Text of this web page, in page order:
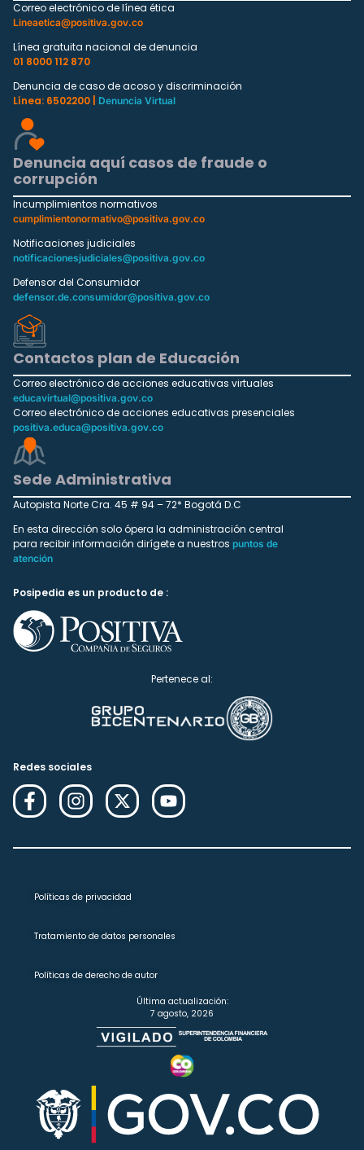
Correo electrónico de línea ética
Lineaetica@positiva.gov.co
Línea gratuita nacional de denuncia
01 8000 112 870
Denuncia de caso de acoso y discriminación
Línea: 6502200 |
Denuncia Virtual
Denuncia aquí casos de fraude o
corrupción
Incumplimientos normativos
cumplimientonormativo@positiva.gov.co
Notificaciones judiciales
notificacionesjudiciales@positiva.gov.co
Defensor del Consumidor
defensor.de.consumidor@positiva.gov.co
Contactos plan de Educación
Correo electrónico de acciones educativas virtuales
educavirtual@positiva.gov.co
Correo electrónico de acciones educativas presenciales
positiva.educa@positiva.gov.co
Sede Administrativa
Autopista Norte Cra. 45 # 94 – 72* Bogotá D.C
En esta dirección solo ópera la administración central
para recibir información dirígete a nuestros puntos de
atención
Posipedia es un producto de :
Pertenece al:
Redes sociales
Políticas de privacidad
Tratamiento de datos personales
Políticas de derecho de autor
Última actualización:
7 agosto, 2026